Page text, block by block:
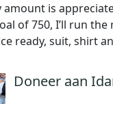
amount is
of 750, I’ll run
ready, suit, shirt
Doneer aan